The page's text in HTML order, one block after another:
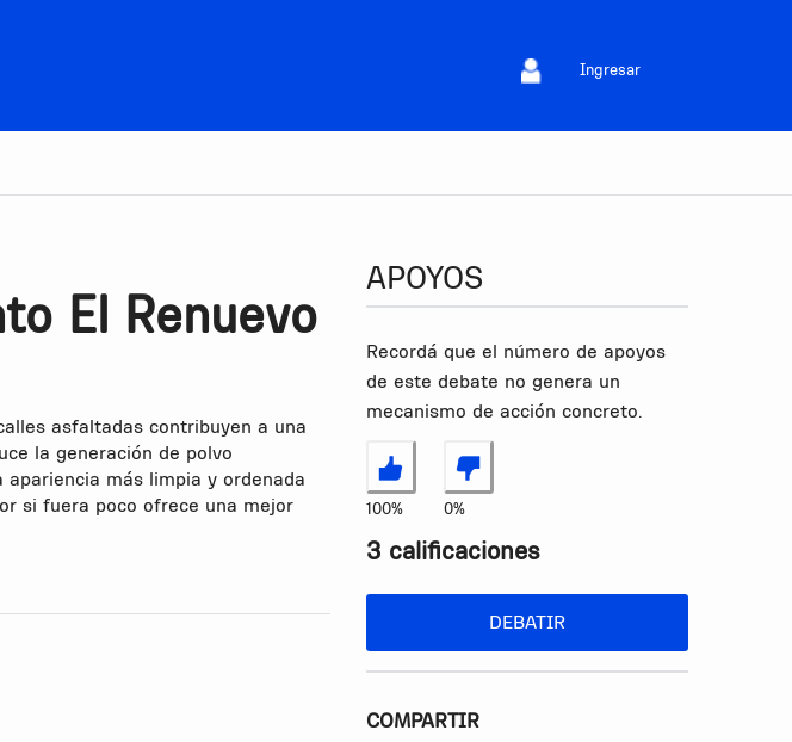
Ingresar
El Renuevo
asfaltadas contribuyen a una
la generación de polvo
más limpia y ordenada
si fuera poco ofrece una mejor
APOYOS
Recordá que el número de apoyos
de este debate no genera un
mecanismo de acción concreto.
Estoy de acuerdo
100% No estoy de acuerdo
0%
3 calificaciones
DEBATIR
COMPARTIR